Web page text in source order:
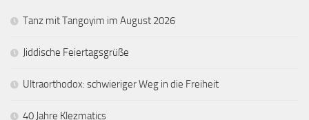
Tanz mit Tangoyim im August 2026
Jiddische Feiertagsgrüße
Ultraorthodox: schwieriger Weg in die Freiheit
40 Jahre Klezmatics